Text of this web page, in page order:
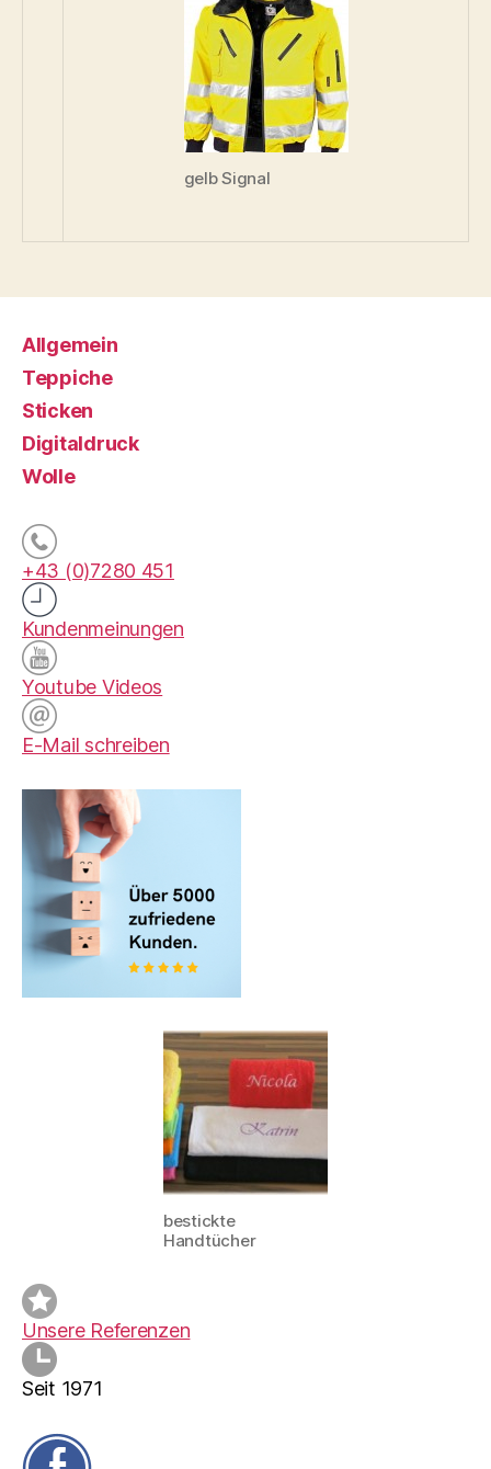
gelb Signal
Allgemein
Teppiche
Sticken
Digitaldruck
Wolle
+43 (0)7280 451
Kundenmeinungen
Youtube Videos
E-Mail schreiben
bestickte
Handtücher
Unsere Referenzen
Seit 1971